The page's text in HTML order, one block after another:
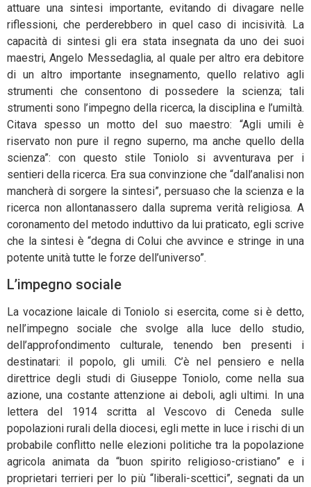
attuare una sintesi importante, evitando di divagare nelle
riflessioni, che perderebbero in quel caso di incisività. La
capacità di sintesi gli era stata insegnata da uno dei suoi
maestri, Angelo Messedaglia, al quale per altro era debitore
di un altro importante insegnamento, quello relativo agli
strumenti che consentono di possedere la scienza; tali
strumenti sono l’impegno della ricerca, la disciplina e l’umiltà.
Citava spesso un motto del suo maestro: “Agli umili è
riservato non pure il regno superno, ma anche quello della
scienza”: con questo stile Toniolo si avventurava per i
sentieri della ricerca. Era sua convinzione che “dall’analisi non
mancherà di sorgere la sintesi”, persuaso che la scienza e la
ricerca non allontanassero dalla suprema verità religiosa. A
coronamento del metodo induttivo da lui praticato, egli scrive
che la sintesi è “degna di Colui che avvince e stringe in una
potente unità tutte le forze dell’universo”.
L’impegno sociale
La vocazione laicale di Toniolo si esercita, come si è detto,
nell’impegno sociale che svolge alla luce dello studio,
dell’approfondimento culturale, tenendo ben presenti i
destinatari: il popolo, gli umili. C’è nel pensiero e nella
direttrice degli studi di Giuseppe Toniolo, come nella sua
azione, una costante attenzione ai deboli, agli ultimi. In una
lettera del 1914 scritta al Vescovo di Ceneda sulle
popolazioni rurali della diocesi, egli mette in luce i rischi di un
probabile conflitto nelle elezioni politiche tra la popolazione
agricola animata da “buon spirito religioso-cristiano” e i
proprietari terrieri per lo più “liberali-scettici”, segnati da un